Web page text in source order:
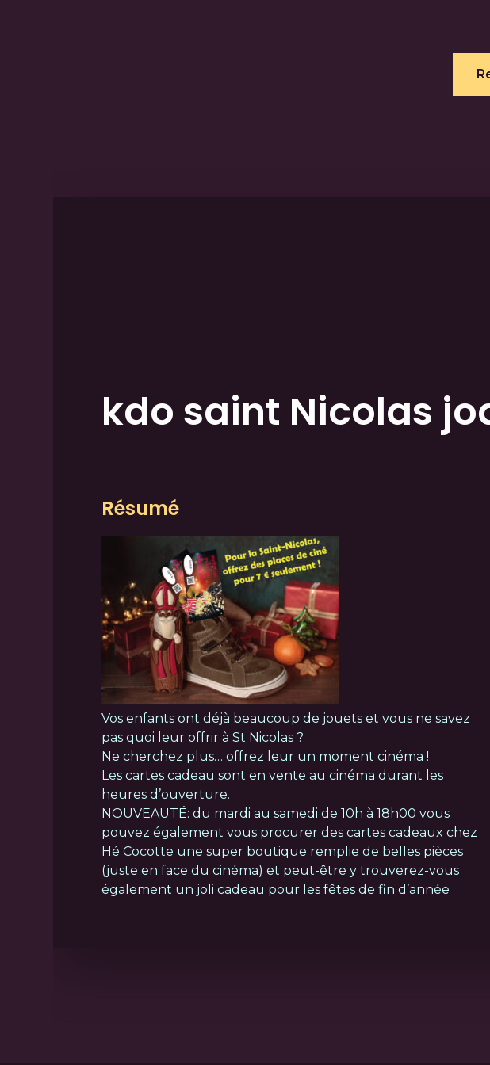
kdo saint Nicolas
Résumé
Vos enfants ont déjà beaucoup de jouets et vous ne savez
pas quoi leur offrir à St Nicolas ?
Ne cherchez plus… offrez leur un moment cinéma !
Les cartes cadeau sont en vente au cinéma durant les
heures d’ouverture.
NOUVEAUTÉ: du mardi au samedi de 10h à 18h00 vous
pouvez également vous procurer des cartes cadeaux chez
Hé Cocotte une super boutique remplie de belles pièces
(juste en face du cinéma) et peut-être y trouverez-vous
également un joli cadeau pour les fêtes de fin d’année